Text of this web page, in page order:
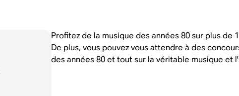
Profitez de la musique des années 80 sur plus de
De plus, vous pouvez vous attendre à des
des années 80 et tout sur la véritable musique et